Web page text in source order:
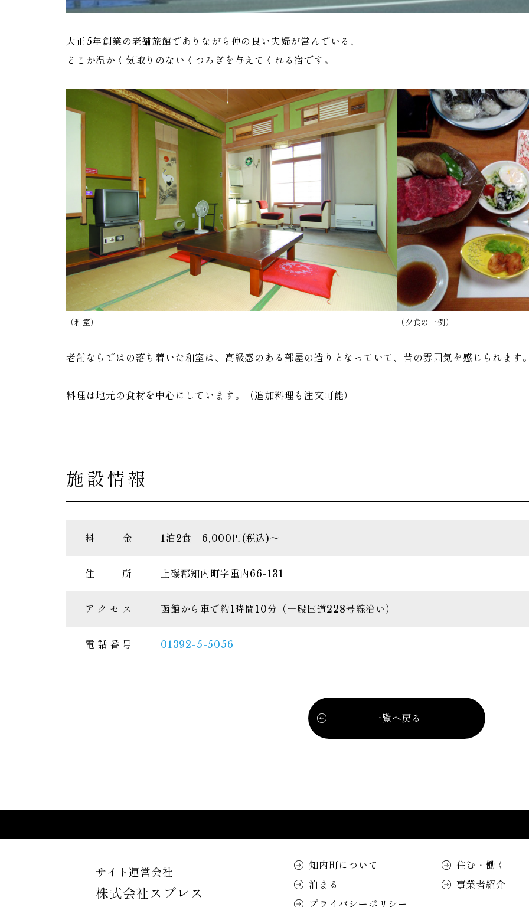
大正5年創業の老舗旅館でありながら仲の良い夫婦が営んでいる、
どこか温かく気取りのないくつろぎを与えてくれる宿です。
（和室） （夕食の一例）
老舗ならではの落ち着いた和室は、高級感のある部屋の造りとなっていて、昔の雰囲気を感じられます
料理は地元の食材を中心にしています。（追加料理も注文可能）
施設情報
料 金 1泊2食 6,000円(税込)〜
住 所 上磯郡知内町字重内66-131
ア ク セ ス 函館から車で約1時間10分（一般国道228号線沿い）
電 話 番 号 01392-5-5056
一覧へ戻る
サイト運営会社
株式会社スプレス
知内町について
住む・働く
泊まる
事業者紹介
プライバシーポリシー